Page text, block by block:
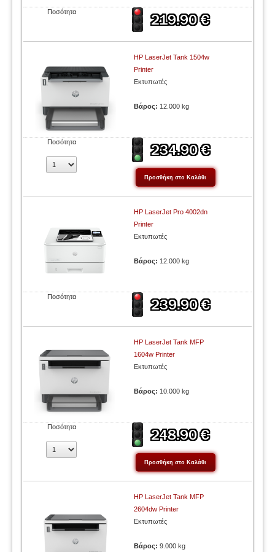
Ποσότητα
HP LaserJet Tank 1504w
Printer
Εκτυπωτές
Βάρος: 12.000 kg
Ποσότητα
HP LaserJet Pro 4002dn
Printer
Εκτυπωτές
Βάρος: 12.000 kg
Ποσότητα
HP LaserJet Tank MFP
1604w Printer
Εκτυπωτές
Βάρος: 10.000 kg
Ποσότητα
HP LaserJet Tank MFP
2604dw Printer
Εκτυπωτές
Βάρος:9.000 kg